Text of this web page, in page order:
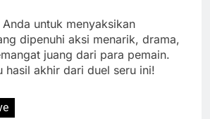
untuk menyaksikan
dipenuhi aksi menarik, drama,
juang dari para pemain.
hasil akhir dari duel seru ini!